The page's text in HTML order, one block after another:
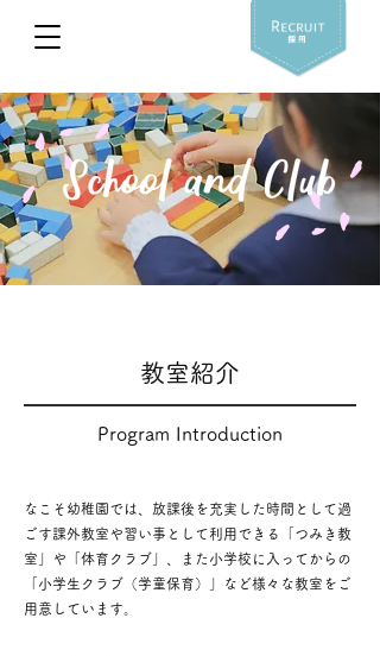
​教室紹介
Program Introduction
なこそ幼稚園では、放課後を充実した時間として過
ごす課外教室や習い事として利用できる「つみき教
室」や「体育クラブ」、また小学校に入ってからの
「小学生クラブ（学童保育）」など様々な教室をご
用意しています。